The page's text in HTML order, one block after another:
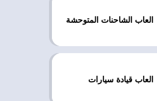
العاب الشاحنات المتوحشة
العاب قيادة سيارات